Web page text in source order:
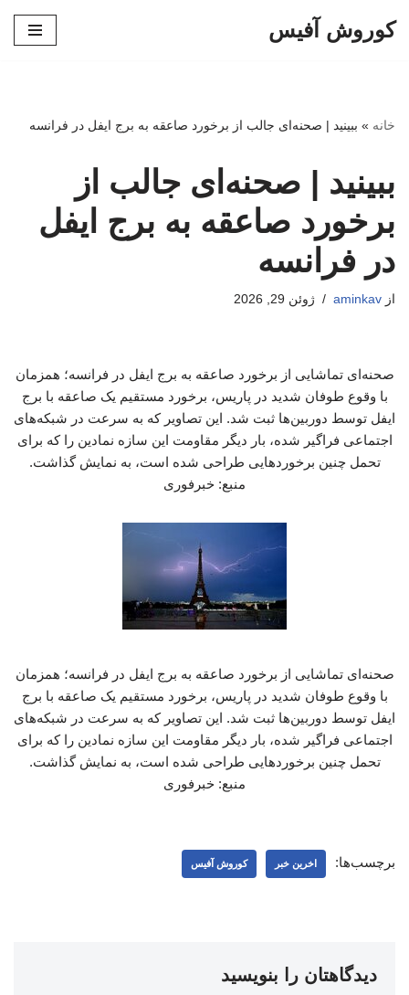
کوروش آفیس
خانه » ببینید | صحنه‌ای جالب از برخورد صاعقه به برج ایفل در فرانسه
ببینید | صحنه‌ای جالب از
برخورد صاعقه به برج ایفل
در فرانسه
از aminkav ژوئن 29, 2026
صحنه‌ای تماشایی از برخورد صاعقه به برج ایفل در فرانسه؛ همزمان
با وقوع طوفان شدید در پاریس، برخورد مستقیم یک صاعقه با برج
ایفل توسط دوربین‌ها ثبت شد. این تصاویر که به سرعت در شبکه‌های
اجتماعی فراگیر شده، بار دیگر مقاومت این سازه نمادین را که برای
تحمل چنین برخوردهایی طراحی شده است، به نمایش گذاشت.
منبع: خبرفوری
صحنه‌ای تماشایی از برخورد صاعقه به برج ایفل در فرانسه؛ همزمان
با وقوع طوفان شدید در پاریس، برخورد مستقیم یک صاعقه با برج
ایفل توسط دوربین‌ها ثبت شد. این تصاویر که به سرعت در شبکه‌های
اجتماعی فراگیر شده، بار دیگر مقاومت این سازه نمادین را که برای
تحمل چنین برخوردهایی طراحی شده است، به نمایش گذاشت.
منبع: خبرفوری
برچسب‌ها: اخرین خبر کوروش آفیس
دیدگاهتان را بنویسید